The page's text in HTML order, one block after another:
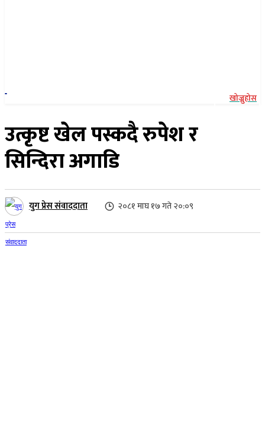
खोज्नुहोस
उत्कृष्ट खेल पस्कदै रुपेश र
सिन्दिरा अगाडि
युग प्रेस संवाददाता २०८१ माघ १७ गते २०:०९